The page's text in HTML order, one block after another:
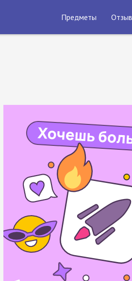
Предметы